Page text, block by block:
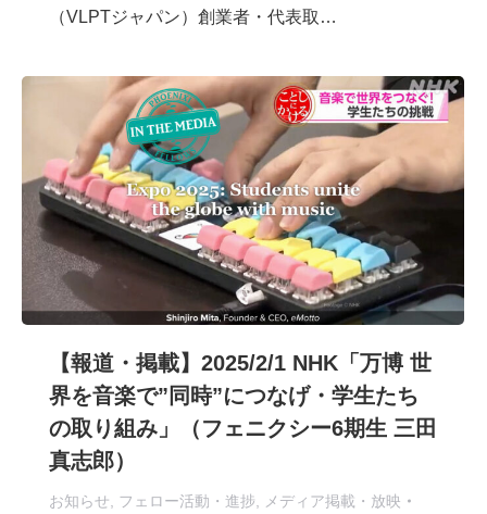
（VLPTジャパン）創業者・代表取…
【報道・掲載】2025/2/1 NHK「万博 世
界を音楽で”同時”につなげ・学生たち
の取り組み」（フェニクシー6期生 三田
真志郎）
お知らせ フェロー活動・進捗 メディア掲載・放映